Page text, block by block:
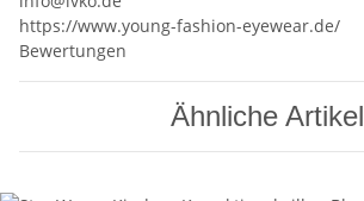
https://www.young-fashion-eyewear.de/
Bewertungen
Ähnliche Artikel